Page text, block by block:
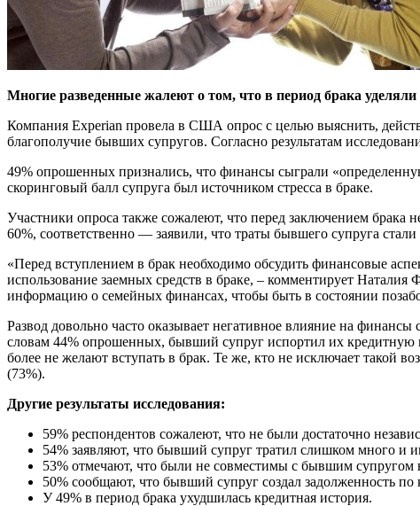
Многие разведенные жалеют о том, что в период брака
Компания Experian провела в США опрос с целью выяснить,
благополучие бывших супругов. Согласно результатам
49% опрошенных признались, что финансы сыграли
скоринговый балл супруга был источником стресса в браке.
Участники опроса также сожалеют, что перед заключением
60%, соответственно — заявили, что траты бывшего супруга
«Перед вступлением в брак необходимо обсудить финансовые
использование заемных средств в браке, – комментирует
информацию о семейных финансах, чтобы быть в состоянии
Развод довольно часто оказывает негативное влияние на
словам 44% опрошенных, бывший супруг испортил их кредитную
более не желают вступать в брак. Те же, кто не исключает
(73%).
Другие результаты исследования:
59% респондентов сожалеют, что не были достаточно
54% заявляют, что бывший супруг тратил слишком много и
53% отмечают, что были не совместимы с бывшим
50% сообщают, что бывший супруг создал задолженность
У 49% в период брака ухудшилась кредитная история.